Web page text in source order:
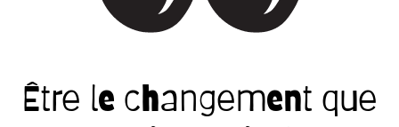
Être le changement que